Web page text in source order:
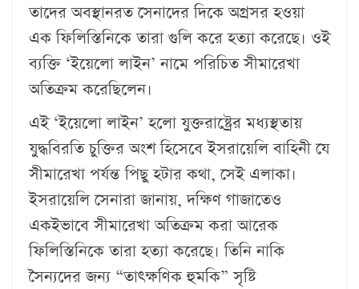
তাদের অবস্থানরত সেনাদের দিকে অগ্রসর হওয়া
এক ফিলিস্তিনিকে তারা গুলি করে হত্যা করেছে। ওই
ব্যক্তি ‘ইয়েলো লাইন’ নামে পরিচিত সীমারেখা
অতিক্রম করেছিলেন।
এই ‘ইয়েলো লাইন’ হলো যুক্তরাষ্ট্রের মধ্যস্থতায়
যুদ্ধবিরতি চুক্তির অংশ হিসেবে ইসরায়েলি বাহিনী যে
সীমারেখা পর্যন্ত পিছু হটার কথা, সেই এলাকা।
ইসরায়েলি সেনারা জানায়, দক্ষিণ গাজাতেও
একইভাবে সীমারেখা অতিক্রম করা আরেক
ফিলিস্তিনিকে তারা হত্যা করেছে। তিনি নাকি
সৈন্যদের জন্য “তাৎক্ষণিক হুমকি” সৃষ্টি